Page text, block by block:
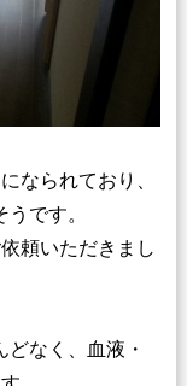
なられており、
です。
頼いただきまし
なく、血液・